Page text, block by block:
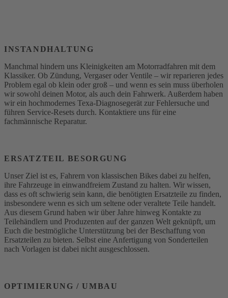
INSTANDHALTUNG
Manchmal hindern uns Kleinigkeiten am Motorradfahren mit dem
Klassiker. Ob Zündung, Vergaser oder Ventile – wir reparieren jedes
Problem egal ob klein oder groß – und wenn es sein muss überholen
wir sowohl deinen Motor, als auch dein Fahrwerk. Außerdem haben
wir ein hochmodernes Texa-Diagnosegerät zur Fehlersuche und
führen Service-Resets durch. Kontaktiere uns für eine
fachmännische Reparatur.
ERSATZTEIL BESORGUNG
Unser Ziel ist es, Fahrern von klassischen Bikes dabei zu helfen,
ihre Fahrzeuge in einwandfreiem Zustand zu halten. Wir wissen,
dass es oft schwierig sein kann, die benötigten Ersatzteile zu finden,
insbesondere wenn es sich um seltene oder veraltete Teile handelt.
Aus diesem Grund haben wir über Jahre hinweg Kontakte zu
Teilehändlern und Produzenten auf der ganzen Welt geknüpft, um
Euch die bestmögliche Unterstützung bei der Beschaffung von
Ersatzteilen zu bieten. Selbst eine Anfertigung von Sonderteilen
nach Vorlagen ist dabei nicht ausgeschlossen.
OPTIMIERUNG / UMBAU